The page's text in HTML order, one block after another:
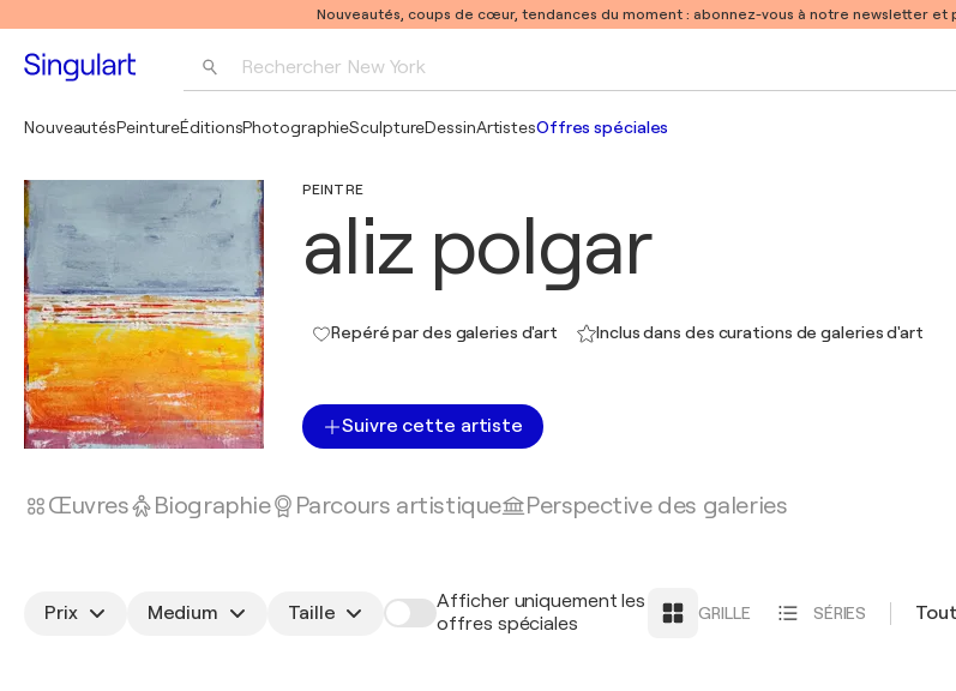
Nouveautés, coups de cœur, tendances du moment : abonnez-vous à notre newsletter et
Rechercher New York
NouveautésPeintureÉditionsPhotographieSculptureDessinArtistesOffres spéciales
PEINTRE
aliz polgar
Repéré par des galeries d'art Inclus dans des curations de galeries d'art
Suivre cette artiste
Œuvres Biographie Parcours artistique Perspective des galeries
Prix Medium Taille
Afficher uniquement les
offres spéciales
GRILLE SÉRIES